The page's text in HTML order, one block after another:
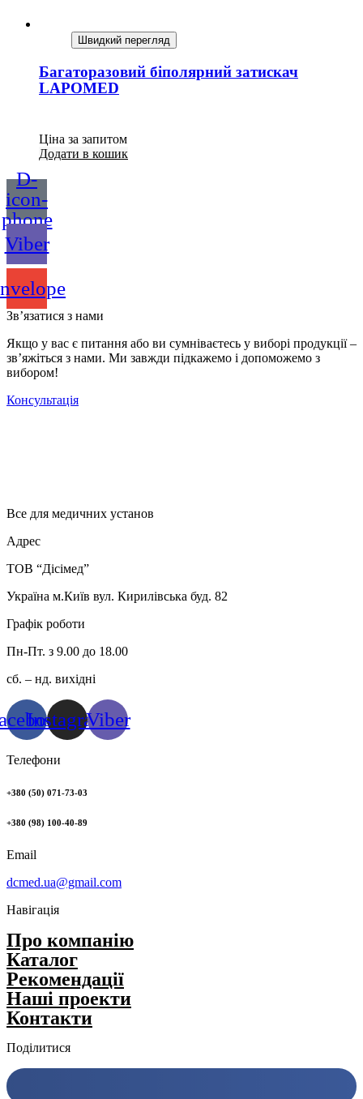
Швидкий перегляд
Багаторазовий біполярний затискач
LAPOMED
Ціна за запитом
Додати в кошик
D-
icon-
phone
Viber
Зв’язатися з нами
Якщо у вас є питання або ви сумніваєтесь у виборі продукції –
зв’яжіться з нами. Ми завжди підкажемо і допоможемо з
вибором!
Консультація
Все для медичних установ
Адрес
ТОВ “Дісімед”
Україна м.Київ вул. Кирилівська буд. 82
Графік роботи
Пн-Пт. з 9.00 до 18.00
сб. – нд. вихідні
InstagramViber
Телефони
+380 (50) 071-73-03
+380 (98) 100-40-89
Email
dcmed.ua@gmail.com
Навігація
Про компанію
Каталог
Рекомендації
Нашi проекти
Контакти
Поділитися